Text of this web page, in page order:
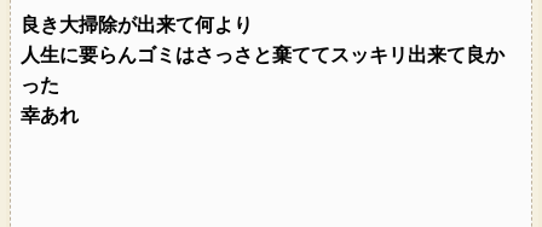
良き大掃除が出来て何より
人生に要らんゴミはさっさと棄ててスッキリ出来て良か
った
幸あれ